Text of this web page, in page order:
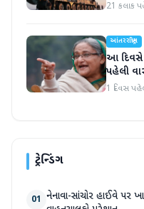
21 કલાક
આંતરરાષ્ટ્રીય
આ દિવસે
પહેલી
1 દિવસ
ટ્રેન્ડિંગ
01 નેનાવા-સાંચોર હાઈવે પર